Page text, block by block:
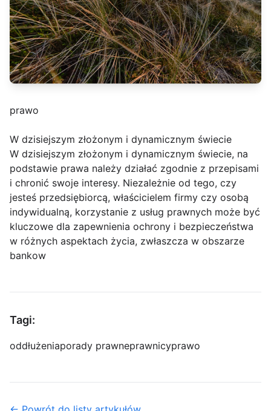
prawo
W dzisiejszym złożonym i dynamicznym świecie
W dzisiejszym złożonym i dynamicznym świecie, na
podstawie prawa należy działać zgodnie z przepisami
i chronić swoje interesy. Niezależnie od tego, czy
jesteś przedsiębiorcą, właścicielem firmy czy osobą
indywidualną, korzystanie z usług prawnych może być
kluczowe dla zapewnienia ochrony i bezpieczeństwa
w różnych aspektach życia, zwłaszcza w obszarze
bankow
Tagi:
oddłużeniaporady prawneprawnicyprawo